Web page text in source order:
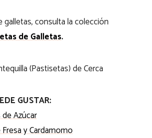
galletas, consulta la colección
de Galletas.
GUSTAR:
Azúcar
y Cardamomo